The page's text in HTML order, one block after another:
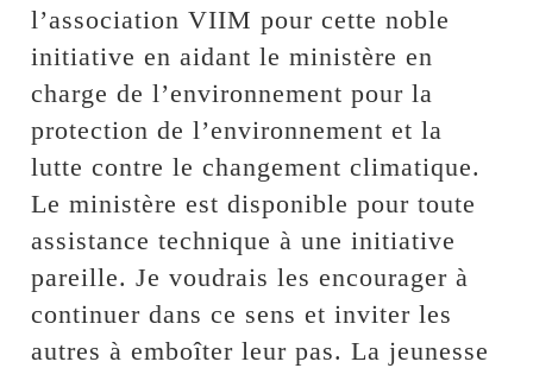
l’association VIIM pour cette noble
initiative en aidant le ministère en
charge de l’environnement pour la
protection de l’environnement et la
lutte contre le changement climatique.
Le ministère est disponible pour toute
assistance technique à une initiative
pareille. Je voudrais les encourager à
continuer dans ce sens et inviter les
autres à emboîter leur pas. La jeunesse